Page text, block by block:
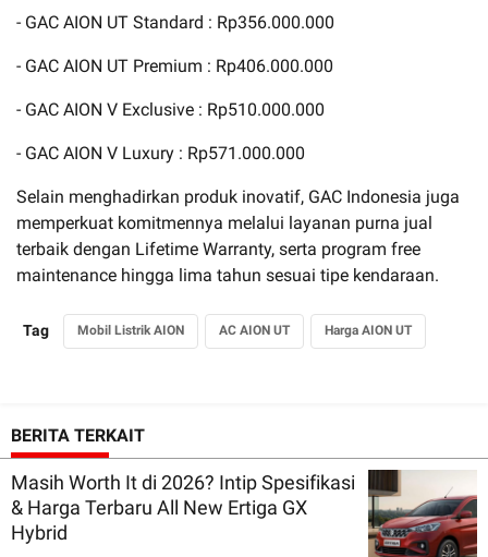
- GAC AION UT Standard : Rp356.000.000
- GAC AION UT Premium : Rp406.000.000
- GAC AION V Exclusive : Rp510.000.000
- GAC AION V Luxury : Rp571.000.000
Selain menghadirkan produk inovatif, GAC Indonesia juga
memperkuat komitmennya melalui layanan purna jual
terbaik dengan Lifetime Warranty, serta program free
maintenance hingga lima tahun sesuai tipe kendaraan.
Tag Mobil Listrik AION AC AION UT Harga AION UT
BERITA TERKAIT
Masih Worth It di 2026? Intip Spesifikasi
& Harga Terbaru All New Ertiga GX
Hybrid